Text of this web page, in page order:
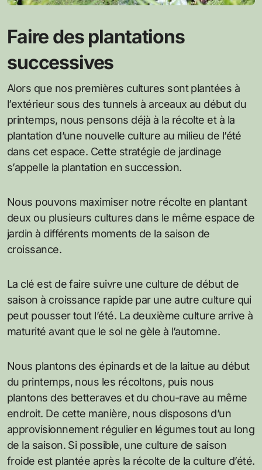
Faire des plantations
successives
Alors que nos premières cultures sont plantées à
l’extérieur sous des tunnels à arceaux au début du
printemps, nous pensons déjà à la récolte et à la
plantation d’une nouvelle culture au milieu de l’été
dans cet espace. Cette stratégie de jardinage
s’appelle la plantation en succession.
Nous pouvons maximiser notre récolte en plantant
deux ou plusieurs cultures dans le même espace de
jardin à différents moments de la saison de
croissance.
La clé est de faire suivre une culture de début de
saison à croissance rapide par une autre culture qui
peut pousser tout l’été. La deuxième culture arrive à
maturité avant que le sol ne gèle à l’automne.
Nous plantons des épinards et de la laitue au début
du printemps, nous les récoltons, puis nous
plantons des betteraves et du chou-rave au même
endroit. De cette manière, nous disposons d’un
approvisionnement régulier en légumes tout au long
de la saison. Si possible, une culture de saison
froide est plantée après la récolte de la culture d’été.